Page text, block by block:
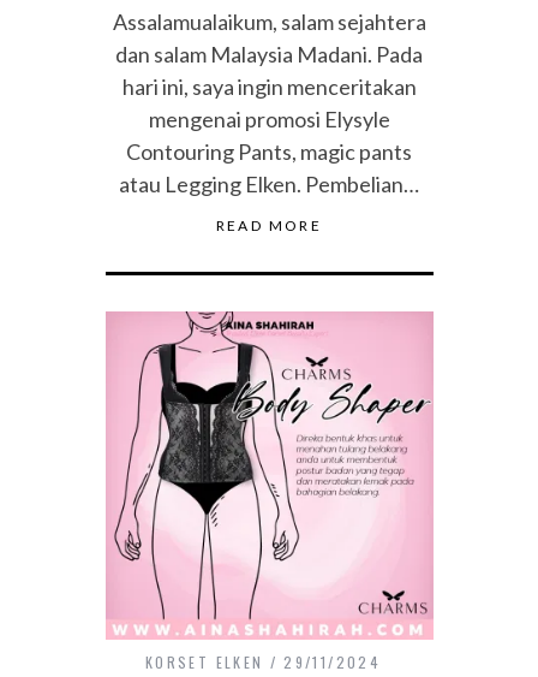
Assalamualaikum, salam sejahtera
dan salam Malaysia Madani. Pada
hari ini, saya ingin menceritakan
mengenai promosi Elysyle
Contouring Pants, magic pants
atau Legging Elken. Pembelian…
READ MORE
KORSET ELKEN 29/11/2024